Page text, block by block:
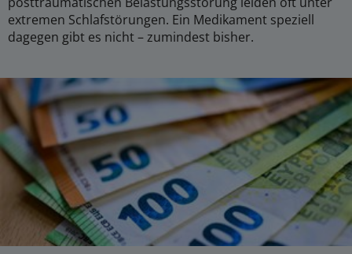
extremen Schlafstörungen. Ein Medikament speziell
dagegen gibt es nicht – zumindest bisher.